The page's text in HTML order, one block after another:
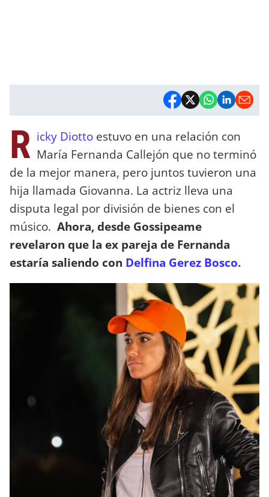
R icky Diotto estuvo en una relación con
María Fernanda Callejón que no terminó
de la mejor manera, pero juntos tuvieron una
hija llamada Giovanna. La actriz lleva una
disputa legal por división de bienes con el
músico. Ahora, desde Gossipeame
revelaron que la ex pareja de Fernanda
estaría saliendo con Delfina Gerez Bosco.